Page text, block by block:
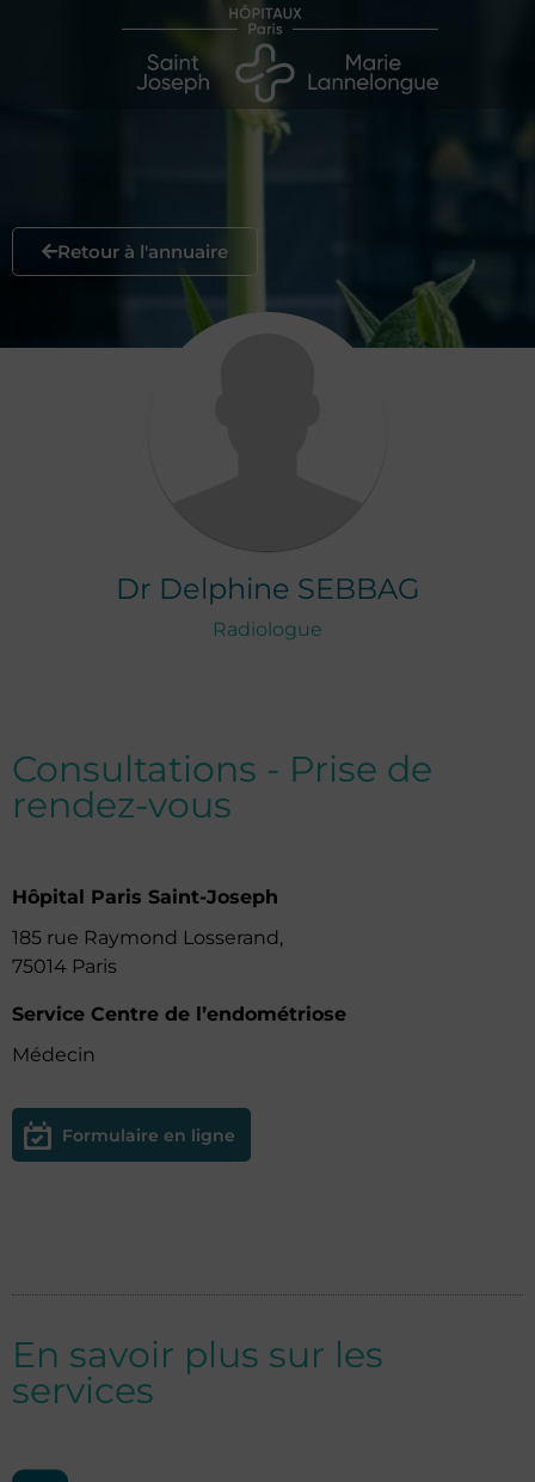
Retour à l'annuaire
Dr Delphine SEBBAG
Radiologue
Consultations - Prise de
rendez-vous
Hôpital Paris Saint-Joseph
185 rue Raymond Losserand,
75014 Paris
Service Centre de l’endométriose
Médecin
Formulaire en ligne
En savoir plus sur les
services